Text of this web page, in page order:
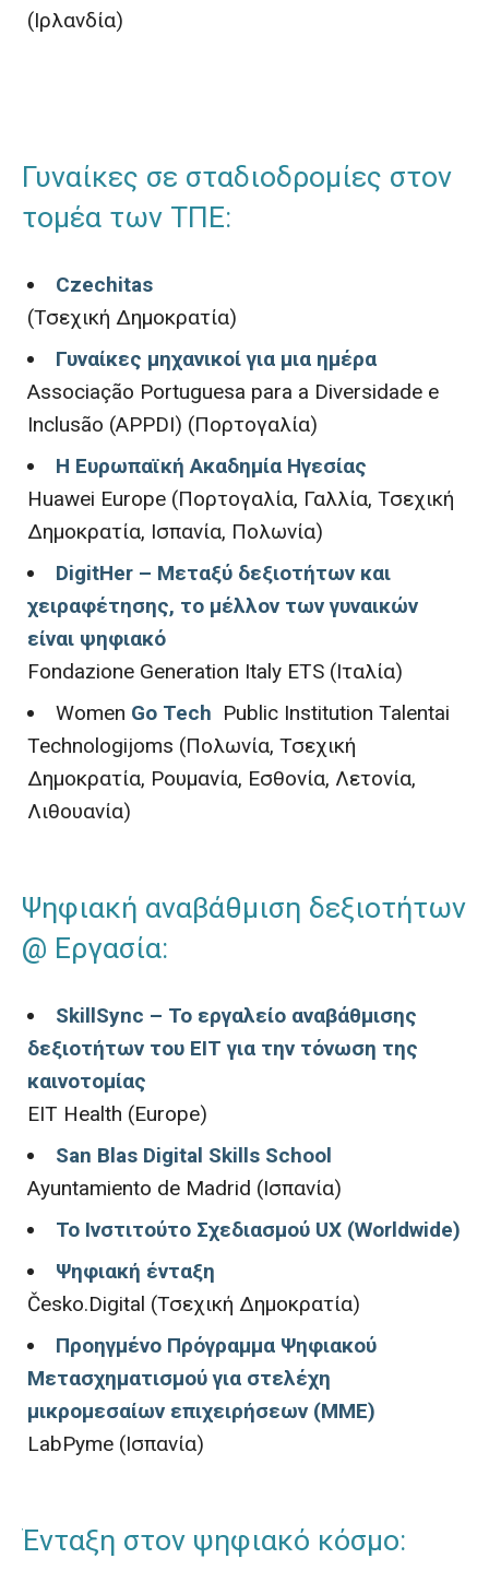
(Ιρλανδία)
Γυναίκες σε σταδιοδρομίες στον
τομέα των ΤΠΕ:
Czechitas
(Τσεχική Δημοκρατία)
Γυναίκες μηχανικοί για μια ημέρα
Associação Portuguesa para a Diversidade e
Inclusão (APPDI) (Πορτογαλία)
Η Ευρωπαϊκή Ακαδημία Ηγεσίας
Huawei Europe (Πορτογαλία, Γαλλία, Τσεχική
Δημοκρατία, Ισπανία, Πολωνία)
DigitHer – Μεταξύ δεξιοτήτων και
χειραφέτησης, το μέλλον των γυναικών
είναι ψηφιακό
Fondazione Generation Italy ETS (Ιταλία)
Women Go Tech Public Institution Talentai
Technologijoms (Πολωνία, Τσεχική
Δημοκρατία, Ρουμανία, Εσθονία, Λετονία,
Λιθουανία)
Ψηφιακή αναβάθμιση δεξιοτήτων
@ Εργασία:
SkillSync – Το εργαλείο αναβάθμισης
δεξιοτήτων του ΕΙΤ για την τόνωση της
καινοτομίας
EIT Health (Europe)
San Blas Digital Skills School
Ayuntamiento de Madrid (Ισπανία)
Το Ινστιτούτο Σχεδιασμού UX (Worldwide)
Ψηφιακή ένταξη
Česko.Digital (Τσεχική Δημοκρατία)
Προηγμένο Πρόγραμμα Ψηφιακού
Μετασχηματισμού για στελέχη
μικρομεσαίων επιχειρήσεων (ΜΜΕ)
LabPyme (Ισπανία)
Ένταξη στον ψηφιακό κόσμο: